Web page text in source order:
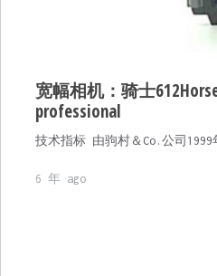
宽幅相机：骑士
professional
技术指标 由驹村＆Co.公司1999
6 年 ago